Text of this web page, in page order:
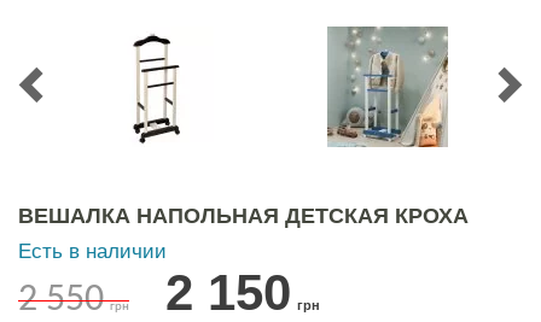
ВЕШАЛКА НАПОЛЬНАЯ ДЕТСКАЯ КРОХА
Есть в наличии
2 550 грн 2 150 грн